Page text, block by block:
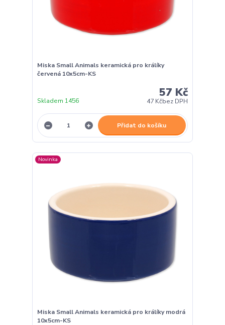
Miska Small Animals keramická pro králíky
červená 10x5cm-KS
57 Kč
47 Kčbez DPH
Skladem 1456
Přidat do košíku
Novinka
Miska Small Animals keramická pro králíky modrá
10x5cm-KS